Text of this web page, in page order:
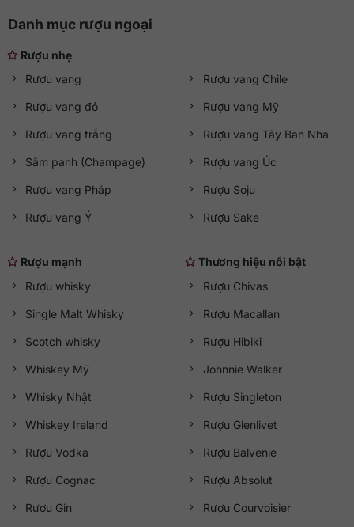
Danh mục rượu ngoại
Rượu nhẹ
Rượu vang
Rượu vang đỏ
Rượu vang trắng
Sâm panh (Champage)
Rượu vang Pháp
Rượu vang Ý
Rượu vang Chile
Rượu vang Mỹ
Rượu vang Tây Ban Nha
Rượu vang Úc
Rượu Soju
Rượu Sake
Rượu mạnh
Rượu whisky
Single Malt Whisky
Scotch whisky
Whiskey Mỹ
Whisky Nhật
Whiskey Ireland
Rượu Vodka
Rượu Cognac
Rượu Gin
Thương hiệu nổi bật
Rượu Chivas
Rượu Macallan
Rượu Hibiki
Johnnie Walker
Rượu Singleton
Rượu Glenlivet
Rượu Balvenie
Rượu Absolut
Rượu Courvoisier